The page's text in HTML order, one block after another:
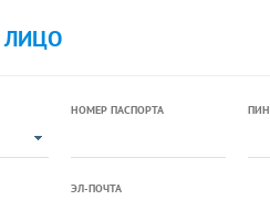
ЛИЦО
НОМЕР ПАСПОРТА ПИН
ЭЛ-ПОЧТА